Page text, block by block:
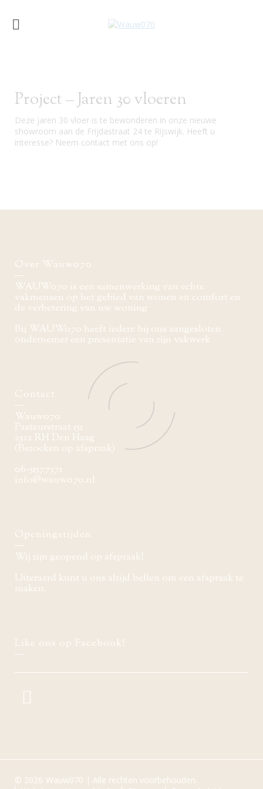
Project – Jaren 30 vloeren
Deze jaren 30 vloer is te bewonderen in onze nieuwe
showroom aan de Frijdastraat 24 te Rijswijk. Heeft u
interesse? Neem contact met ons op!
Over Wauw070
WAUW070 is een samenwerking van echte
vakmensen op het gebied van wonen en comfort en
de verbetering van uw woning
Bij WAUW070 heeft iedere bij ons aangesloten
ondernemer een presentatie van zijn vakwerk
Contact
Wauw070
Pasteurstraat 151
2522 RH Den Haag
(Bezoeken op afspraak)
06-51577371
info@wauw070.nl
Openingstijden
Wij zijn geopend op afspraak!
Uiteraard kunt u ons altijd bellen om een afspraak te
maken.
Like ons op Facebook!
© 2026 Wauw070 | Alle rechten voorbehouden.